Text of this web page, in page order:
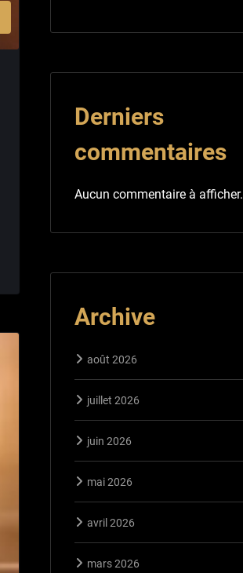
Derniers
commentaires
Aucun commentaire à afficher.
Archive
août 2026
juillet 2026
juin 2026
mai 2026
avril 2026
mars 2026